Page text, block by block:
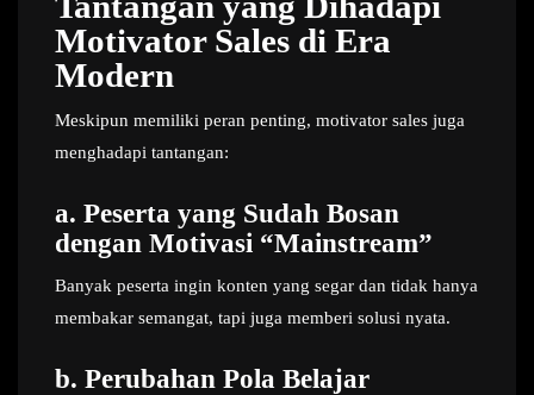
Motivator Sales di Era
Modern
Meskipun memiliki peran penting, motivator sales juga
menghadapi tantangan:
a. Peserta yang Sudah Bosan
dengan Motivasi “Mainstream”
Banyak peserta ingin konten yang segar dan tidak hanya
membakar semangat, tapi juga memberi solusi nyata.
b. Perubahan Pola Belajar